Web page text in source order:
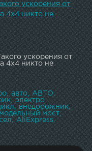
ускорения от
4х4 никто не
ускорения от
4х4 никто не
авто
АВТО
электро
внедорожник
мост
AliExpress